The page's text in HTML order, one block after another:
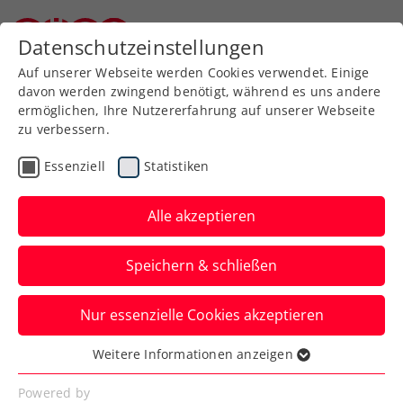
AllgemeineKlasse
Jugend
SeniorInnen
Meisterschaft wählen
Wintercup 2022/23 / Intersport-Winninger-
Datenschutzeinstellungen
Auf unserer Webseite werden Cookies verwendet. Einige
davon werden zwingend benötigt, während es uns andere
ermöglichen, Ihre Nutzererfahrung auf unserer Webseite
zu verbessern.
Essenziell Statistiken
Alle akzeptieren
Speichern & schließen
Nur essenzielle Cookies akzeptieren
Essenziell
Essenzielle Cookies werden für grundlegende
Weitere Informationen anzeigen
Powered by